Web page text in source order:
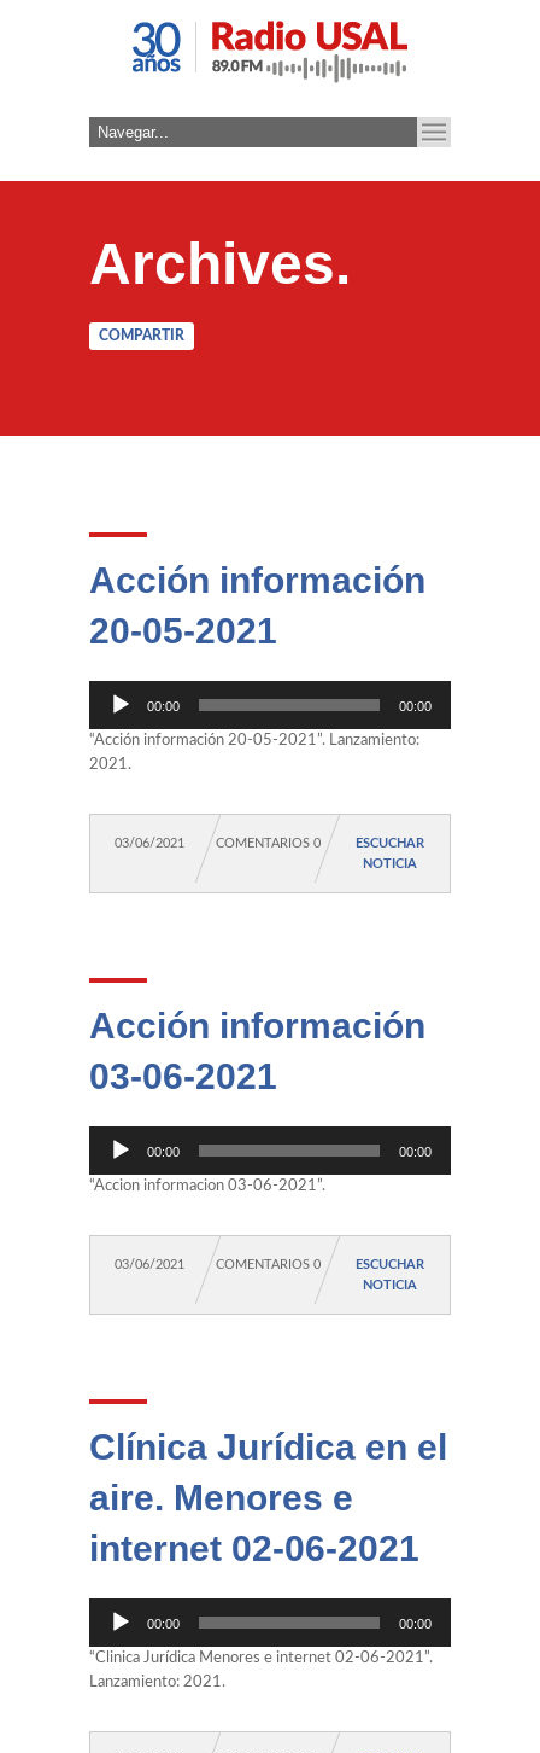
Archives.
COMPARTIR
Acción información
20-05-2021
Reproductor
audio
00:00 00:00
“Acción información 20-05-2021”. Lanzamiento:
2021.
03/06/2021 COMENTARIOS 0
ESCUCHAR
NOTICIA
Acción información
03-06-2021
Reproductor
audio
00:00 00:00
“Accion informacion 03-06-2021”.
03/06/2021 COMENTARIOS 0
ESCUCHAR
NOTICIA
Clínica Jurídica en el
aire. Menores e
internet 02-06-2021
Reproductor
audio
00:00 00:00
“Clinica Jurídica Menores e internet 02-06-2021”.
Lanzamiento: 2021.